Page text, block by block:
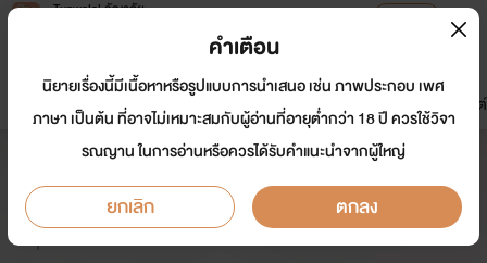
Tunwalai ธัญวลัย
หน้าแรก นิยาย อีบุ๊ก การ์ตูน
มาใหม่
ดรีมแชท ธัญลิสต์
ติดกับหมาแก่
นักเขียน: MAPRAWLOVER นักวาด: natchaphon
Y
คำเตือน
นิยายเรื่องนี้มีเนื้อหาหรือรูปแบบการนำเสนอ เช่น ภาพประกอบ เพศ
ภาษา เป็นต้น ที่อาจไม่เหมาะสมกับผู้อ่านที่อายุต่ำกว่า 18 ปี ควรใช้วิจา
รณญาน ในการอ่านหรือควรได้รับคำแนะนำจากผู้ใหญ่
ยกเลิก ตกลง